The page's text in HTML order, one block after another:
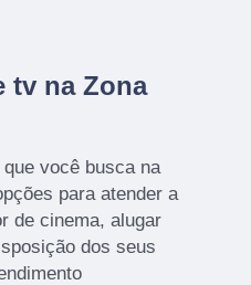
tv na Zona
você busca na
para atender a
de cinema, alugar
dos seus